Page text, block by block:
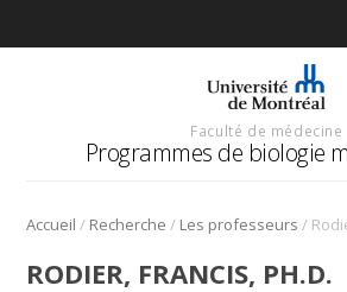
Faculté de médecine
Programmes de biologie
Accueil / Recherche / Les professeurs /
RODIER, FRANCIS, PH.D.